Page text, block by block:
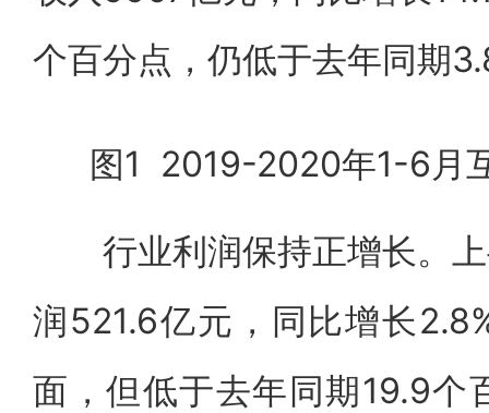
个百分点，仍低于去年同期
图1 2019-2020年1-6月
行业利润保持正增长。上
润521.6亿元，同比增长
面，但低于去年同期19.9个